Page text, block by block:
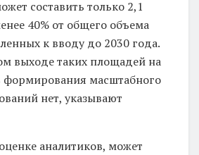
составить только 2,1
40% от общего объема
к вводу до 2030 года.
выходе таких площадей на
масштабного
нет, указывают
аналитиков, может